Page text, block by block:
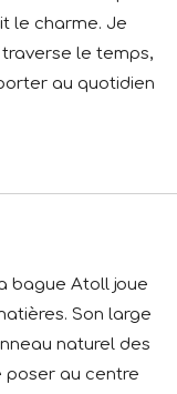
le charme. Je
le temps,
au quotidien
bague Atoll joue
Son large
naturel des
poser au centre